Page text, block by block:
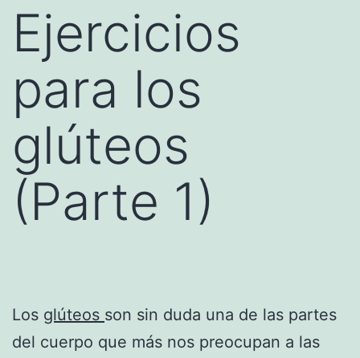
Ejercicios
para los
glúteos
(Parte 1)
Los glúteos son sin duda una de las partes
del cuerpo que más nos preocupan a las